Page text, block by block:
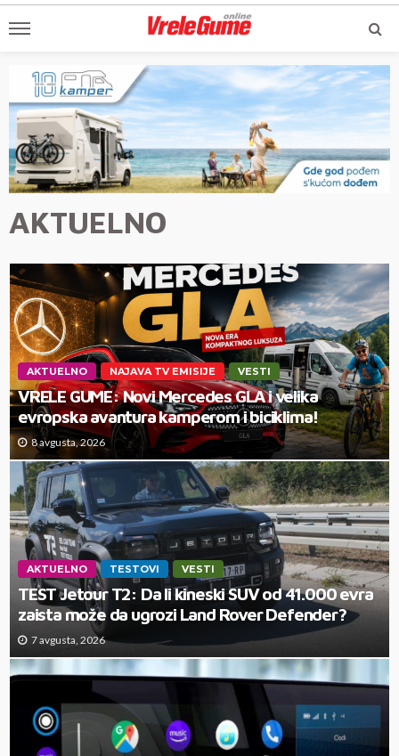
AKTUELNO
AKTUELNO NAJAVA TV EMISIJE VESTI
VRELE GUME: Novi Mercedes GLA i velika
evropska avantura kamperom i biciklima!
8 avgusta, 2026
AKTUELNO TESTOVI VESTI
TEST Jetour T2: Da li kineski SUV od 41.000 evra
zaista može da ugrozi Land Rover Defender?
7 avgusta, 2026